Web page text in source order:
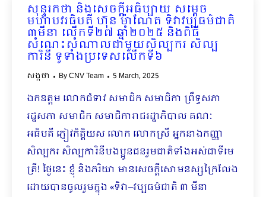
សុន្ទរកថា និងសេចក្ដីអធិប្បាយ សម្ដេច
មហាបវរធិបតី ហ៊ុន ម៉ាណែត ទិវាវប្បធម៌ជាតិ
៣មីនា លើកទី២៧ ឆ្នាំ២០២៥ និងពិធី
សំណេះសំណាលជាមួយសិល្បករ សិល្ប
ការិនី ទូទាំងប្រទេសលើកទី៦
សង្កថា ByCNV Team 5 March, 2025
ឯកឧត្តម លោកជំទាវ សមាជិក សមាជិកា ព្រឹទ្ធសភា
រដ្ឋសភា សមាជិក សមាជិការាជរដ្ឋាភិបាល​ គណៈ
អធិបតី ភ្ញៀវកិត្តិយស​ លោក លោកស្រី អ្នកនាងកញ្ញា
សិល្បករ សិល្បការិនីបងប្អូនជនរួមជាតិទាំងអស់ជាទីមេ
ត្រី! ថ្ងៃនេះ ខ្ញុំ និងភរិយា មានសេចក្ដីសោមនស្សក្រៃលែង
ដោយបានចូលរួមក្នុង «ទិវា–វប្បធម៌ជាតិ ៣ មីនា